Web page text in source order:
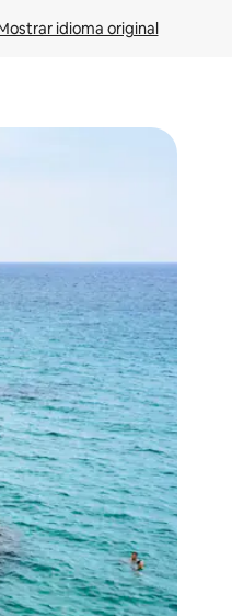
idioma original
tocando e deslizando o dedo